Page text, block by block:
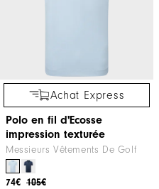
Achat Express
Polo en fil d'Ecosse
impression texturée
Messieurs Vêtements De Golf
105€
74€